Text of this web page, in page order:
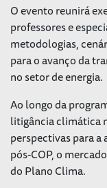
O evento reunirá
professores e
metodologias,
para o avanço da
no setor de energia.
Ao longo da
litigância climática
perspectivas para
pós-COP, o
do Plano Clima.